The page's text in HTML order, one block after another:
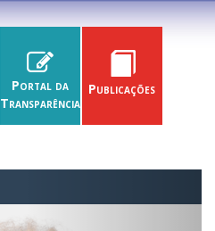
Portal da
Transparência
Publicações